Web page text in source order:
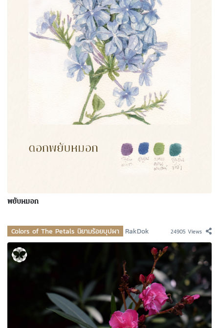
พยับหมอก
Colors of The Petals นิยามร้อยบุปผา RakDok 24905 Views